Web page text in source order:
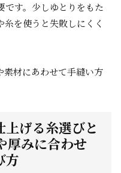
です。少しゆとりをもた
を使うと失敗しにくく
素材にあわせて手縫い方
げる糸選びと
厚みに合わせ
方